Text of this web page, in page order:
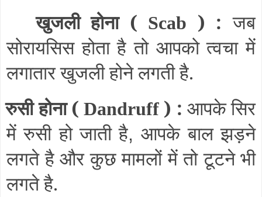
खुजली होना ( Scab ) : जब
सोरायसिस होता है तो आपको त्वचा में
लगातार खुजली होने लगती है.
रुसी होना ( Dandruff ) : आपके सिर
में रुसी हो जाती है,आपके बाल झड़ने
लगते है और कुछ मामलों में तो टूटने भी
लगते है.